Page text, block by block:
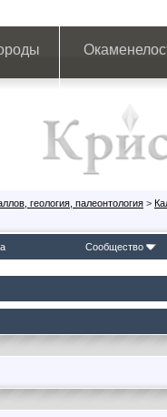
геология, палеонтология >
Сообщество